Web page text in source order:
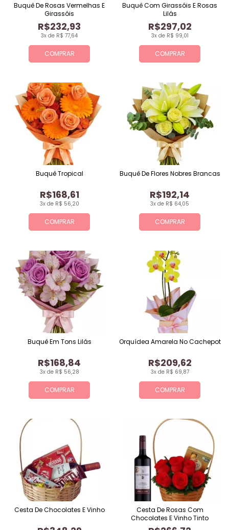
COMPRAR
3x de R$ 77,64
R$232,93
Buquê De Rosas Vermelhas E
Girassóis
COMPRAR
3x de R$ 99,01
R$297,02
Buquê Com Girassóis E Rosas
Lilás
COMPRAR
3x de R$ 56,20
R$168,61
Buquê Tropical
COMPRAR
3x de R$ 64,05
R$192,14
Buquê De Flores Nobres Brancas
COMPRAR
3x de R$ 56,28
R$168,84
Buquê Em Tons Lilás
COMPRAR
3x de R$ 69,87
R$209,62
Orquídea Amarela No Cachepot
Cesta De Chocolates E Vinho
Cesta De Rosas Com
Chocolates E Vinho Tinto